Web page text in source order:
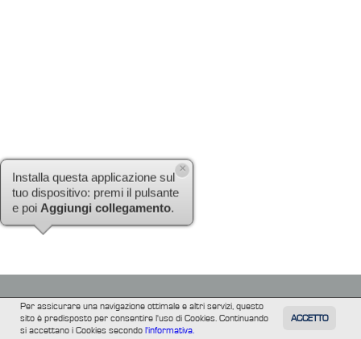
TUTTI FILM
Per assicurare una navigazione ottimale e altri servizi, questo
sito è predisposto per consentire l'uso di Cookies. Continuando
si accettano i Cookies secondol'informativa.
ACCETTO
Installa questa applicazione sul
tuo dispositivo: premi il pulsante
e poiAggiungi collegamento